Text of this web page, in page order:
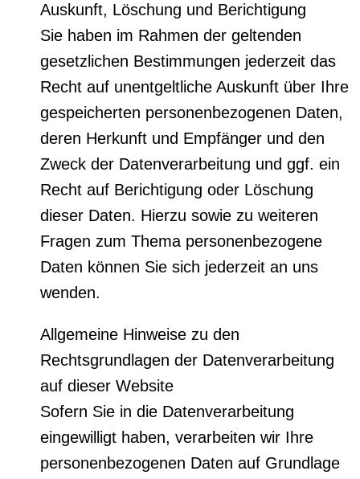
Auskunft, Löschung und Berichtigung
Sie haben im Rahmen der geltenden
gesetzlichen Bestimmungen jederzeit das
Recht auf unentgeltliche Auskunft über Ihre
gespeicherten personenbezogenen Daten,
deren Herkunft und Empfänger und den
Zweck der Datenverarbeitung und ggf. ein
Recht auf Berichtigung oder Löschung
dieser Daten. Hierzu sowie zu weiteren
Fragen zum Thema personenbezogene
Daten können Sie sich jederzeit an uns
wenden.
Allgemeine Hinweise zu den
Rechtsgrundlagen der Datenverarbeitung
auf dieser Website
Sofern Sie in die Datenverarbeitung
eingewilligt haben, verarbeiten wir Ihre
personenbezogenen Daten auf Grundlage